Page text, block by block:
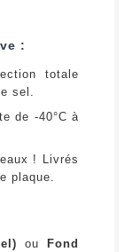
:
totale
sel.
de -40°C à
! Livrés
plaque.
ou
Fond